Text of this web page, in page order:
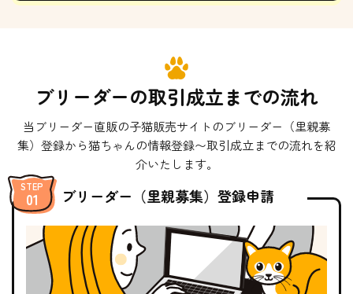
ブリーダーの取引成立までの流れ
当ブリーダー直販の子猫販売サイトのブリーダー（里親募
集）登録から猫ちゃんの情報登録〜取引成立までの流れを紹
介いたします。
ブリーダー（里親募集）登録申請